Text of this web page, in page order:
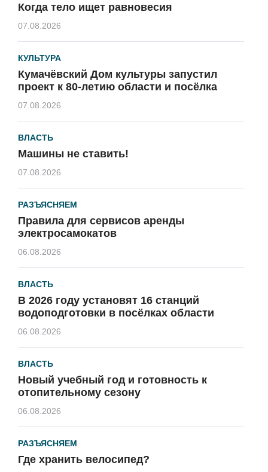
Когда тело ищет равновесия
07.08.2026
КУЛЬТУРА
Кумачёвский Дом культуры запустил
проект к 80-летию области и посёлка
07.08.2026
ВЛАСТЬ
Машины не ставить!
07.08.2026
РАЗЪЯСНЯЕМ
Правила для сервисов аренды
электросамокатов
06.08.2026
ВЛАСТЬ
В 2026 году установят 16 станций
водоподготовки в посёлках области
06.08.2026
ВЛАСТЬ
Новый учебный год и готовность к
отопительному сезону
06.08.2026
РАЗЪЯСНЯЕМ
Где хранить велосипед?